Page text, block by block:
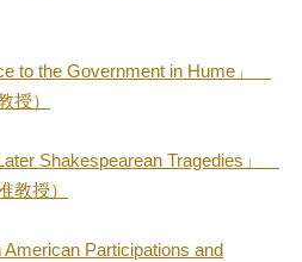
to the Government in Hume」
授）
Shakespearean Tragedies」
教授）
American Participations and